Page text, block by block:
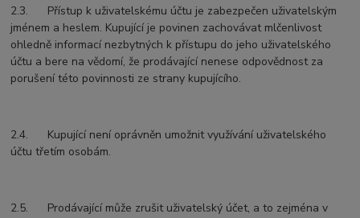
2.3. Přístup k uživatelskému účtu je zabezpečen uživatelským
jménem a heslem. Kupující je povinen zachovávat mlčenlivost
ohledně informací nezbytných k přístupu do jeho uživatelského
účtu a bere na vědomí, že prodávající nenese odpovědnost za
porušení této povinnosti ze strany kupujícího.
2.4. Kupující není oprávněn umožnit využívání uživatelského
účtu třetím osobám.
2.5. Prodávající může zrušit uživatelský účet, a to zejména v